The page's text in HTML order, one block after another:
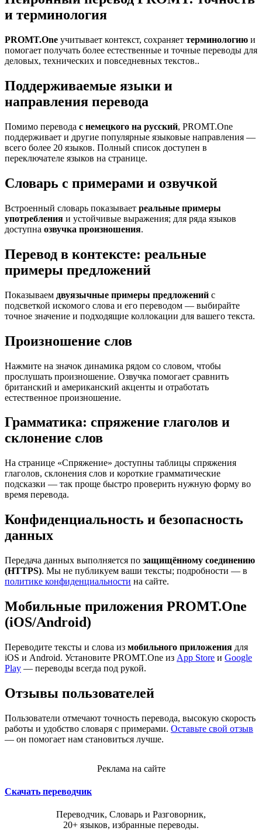
и терминология
PROMT.One учитывает контекст, сохраняет терминологию и
помогает получать более естественные и точные переводы для
деловых, технических и повседневных текстов..
Поддерживаемые языки и
направления перевода
Помимо перевода с немецкого на русский, PROMT.One
поддерживает и другие популярные языковые направления —
всего более 20 языков. Полный список доступен в
переключателе языков на странице.
Словарь с примерами и озвучкой
Встроенный словарь показывает реальные примеры
употребления и устойчивые выражения; для ряда языков
доступна озвучка произношения.
Перевод в контексте: реальные
примеры предложений
Показываем двуязычные примеры предложений с
подсветкой искомого слова и его переводом — выбирайте
точное значение и подходящие коллокации для вашего текста.
Произношение слов
Нажмите на значок динамика рядом со словом, чтобы
прослушать произношение. Озвучка помогает сравнить
британский и американский акценты и отработать
естественное произношение.
Грамматика: спряжение глаголов и
склонение слов
На странице «Спряжение» доступны таблицы спряжения
глаголов, склонения слов и короткие грамматические
подсказки — так проще быстро проверить нужную форму во
время перевода.
Конфиденциальность и безопасность
данных
Передача данных выполняется по защищённому соединению
(HTTPS). Мы не публикуем ваши тексты; подробности — в
политике конфиденциальности на сайте.
Мобильные приложения PROMT.One
(iOS/Android)
Переводите тексты и слова из мобильного приложения для
iOS и Android. Установите PROMT.One из App Store и Google
Play — переводы всегда под рукой.
Отзывы пользователей
Пользователи отмечают точность перевода, высокую скорость
работы и удобство словаря с примерами. Оставьте свой отзыв
— он помогает нам становиться лучше.
Реклама на сайте
Скачать переводчик
Переводчик, Словарь и Разговорник,
20+ языков, избранные переводы.